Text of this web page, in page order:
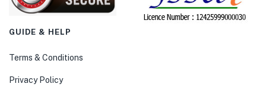
GUIDE & HELP
Terms & Conditions
Privacy Policy